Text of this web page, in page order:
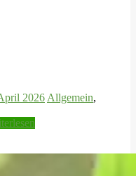
2026 Allgemein,